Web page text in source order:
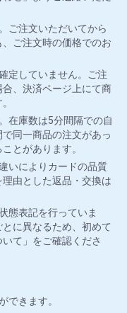
ご注文いただいてから
ご注文時の価格でのお
定していません。ご注
、決済ページ上にて商
在庫数は5分間隔での自
同一商品の注文があっ
とがあります。
いによりカードの品質
由とした返品・交換は
態表記を行っていま
に異なるため、初めて
て」をご確認くださ
できます。